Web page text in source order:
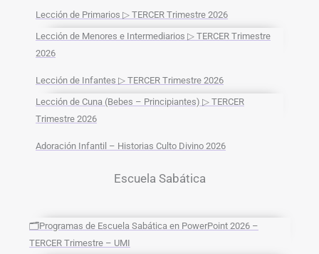
Lección de Primarios ▷ TERCER Trimestre 2026
Lección de Menores e Intermediarios ▷ TERCER Trimestre
2026
Lección de Infantes ▷ TERCER Trimestre 2026
Lección de Cuna (Bebes – Principiantes) ▷ TERCER
Trimestre 2026
Adoración Infantil – Historias Culto Divino 2026
Escuela Sabática
🗂️Programas de Escuela Sabática en PowerPoint 2026 –
TERCER Trimestre – UMI